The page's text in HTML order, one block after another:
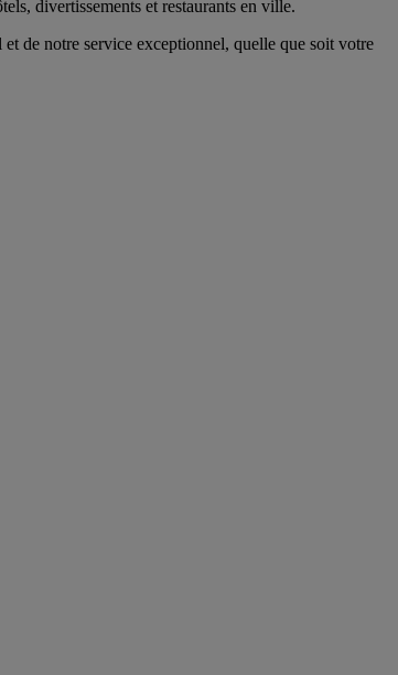
divertissements et restaurants en ville.
de notre service exceptionnel, quelle que soit votre